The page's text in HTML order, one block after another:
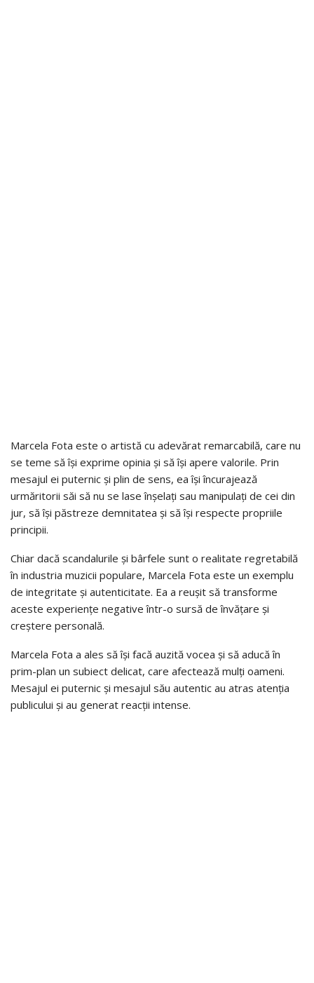
Marcela Fota este o artistă cu adevărat remarcabilă, care nu
se teme să își exprime opinia și să își apere valorile. Prin
mesajul ei puternic și plin de sens, ea își încurajează
urmăritorii săi să nu se lase înșelați sau manipulați de cei din
jur, să își păstreze demnitatea și să își respecte propriile
principii.
Chiar dacă scandalurile și bârfele sunt o realitate regretabilă
în industria muzicii populare, Marcela Fota este un exemplu
de integritate și autenticitate. Ea a reușit să transforme
aceste experiențe negative într-o sursă de învățare și
creștere personală.
Marcela Fota a ales să își facă auzită vocea și să aducă în
prim-plan un subiect delicat, care afectează mulți oameni.
Mesajul ei puternic și mesajul său autentic au atras atenția
publicului și au generat reacții intense.